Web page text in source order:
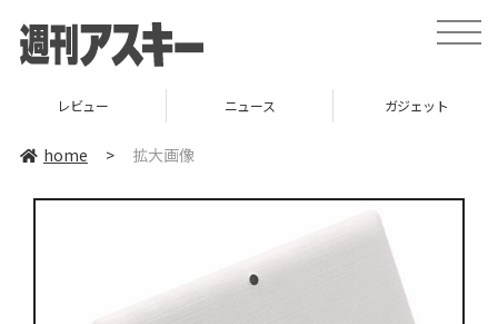
toggle
レビュー ニュース ガジェット
home > 拡大画像